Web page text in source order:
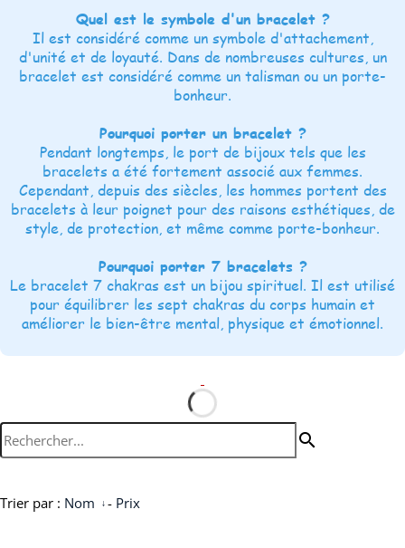
Quel est le symbole d'un bracelet ?
Il est considéré comme un symbole d'attachement,
d'unité et de loyauté. Dans de nombreuses cultures, un
bracelet est considéré comme un talisman ou un porte-
bonheur.
Pourquoi porter un bracelet ?
Pendant longtemps, le port de bijoux tels que les
bracelets a été fortement associé aux femmes.
Cependant, depuis des siècles, les hommes portent des
bracelets à leur poignet pour des raisons esthétiques, de
style, de protection, et même comme porte-bonheur.
Pourquoi porter 7 bracelets ?
Le bracelet 7 chakras est un bijou spirituel. Il est utilisé
pour équilibrer les sept chakras du corps humain et
améliorer le bien-être mental, physique et émotionnel.
search
Trier par : Nom - Prix